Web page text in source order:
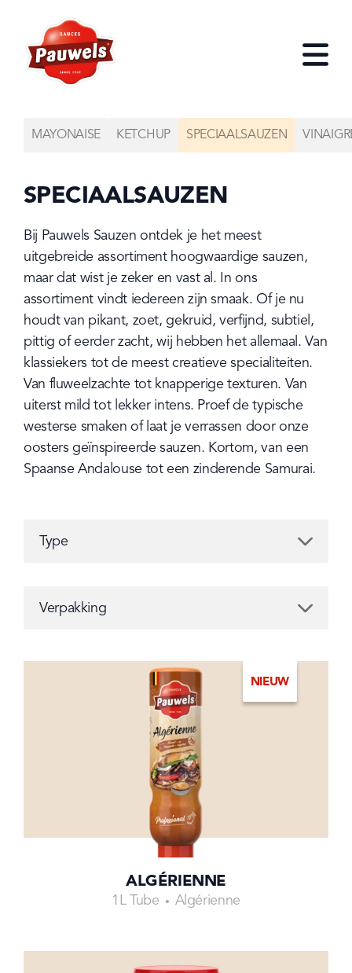
MAYONAISE KETCHUP SPECIAALSAUZEN
SPECIAALSAUZEN
Bij Pauwels Sauzen ontdek je het meest
uitgebreide assortiment hoogwaardige sauzen,
maar dat wist je zeker en vast al. In ons
assortiment vindt iedereen zijn smaak. Of je nu
houdt van pikant, zoet, gekruid, verfijnd, subtiel,
pittig of eerder zacht, wij hebben het allemaal. Van
klassiekers tot de meest creatieve specialiteiten.
Van fluweelzachte tot knapperige texturen. Van
uiterst mild tot lekker intens. Proef de typische
westerse smaken of laat je verrassen door onze
oosters geïnspireerde sauzen. Kortom, van een
Spaanse Andalouse tot een zinderende Samurai.
Type
Verpakking
NIEUW
ALGÉRIENNE
1L Tube Algérienne